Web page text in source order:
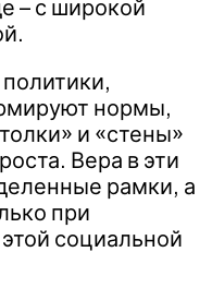
– с широкой
нормы,
и «стены»
Вера в эти
рамки, а
при
социальной